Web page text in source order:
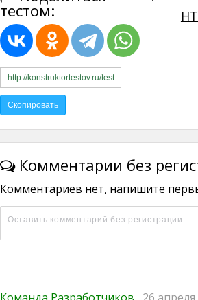
тестом:
Комментарии без
Комментариев нет, напишите